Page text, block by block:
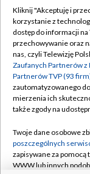
Abonament
Emisja w TVP
Centrum
Naziemna
Rada
System NOS
Kliknij "Akceptuję i
korzystanie z
dostęp do informacji
przechowywanie oraz
nas, czyli Telewizję
Zaufanych Partnerów z
Partnerów TVP (93
zautomatyzowanego
mierzenia ich
także zgody na
Twoje dane osobowe
poszczególnych
zapisywane za
WWW lub innych